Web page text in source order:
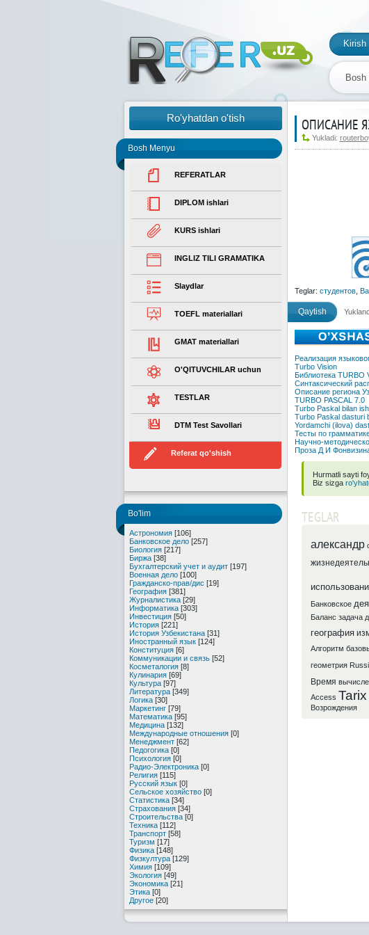
Kirish
Bosh
Ro'yhatdan o'tish
Bosh Menyu
REFERATLAR
DIPLOM ishlari
KURS ishlari
INGLIZ TILI GRAMATIKA
Slaydlar
TOEFL materiallari
GMAT materiallari
O'QITUVCHILAR uchun
TESTLAR
DTM Test Savollari
Referat qo'shish
Bo'lim
Астрономия [106]
Банковское дело [257]
Биология [217]
Биржа [38]
Бухгалтерский учет и аудит [197]
Военная дело [100]
Гражданско-прав/дис [19]
География [381]
Журналистика [29]
Информатика [303]
Инвестиция [50]
История [221]
История Узбекистана [31]
Иностранный язык [124]
Конституция [6]
Коммуникации и связь [52]
Косметалогия [8]
Кулинария [69]
Культура [97]
Литература [349]
Логика [30]
Маркетинг [79]
Математика [95]
Медицина [132]
Международные отношения [0]
Менеджмент [62]
Педогогика [0]
Психология [0]
Радио-Электроника [0]
Религия [115]
Русский язык [0]
Сельское хозяйство [0]
Статистика [34]
Страхования [34]
Строительства [0]
Техника [112]
Транспорт [58]
Туризм [17]
Физика [148]
Физкултура [129]
Химия [109]
Экология [49]
Экономика [21]
Этика [0]
Другое [20]
ОПИСАНИЕ
Yukladi:
Teglar: студентов,
Qaytish
Реализация
Turbo Vision
Библиотека TURBO
Синтаксический
Описание региона
TURBO PASCAL 7.0
Turbo Paskal bilan
Turbo Paskal dasturi
Yordamchi (ilova)
Тесты по
Научно-
Проза Д И
Hurmatli sayti
Biz sizga
TEGLAR
александр
Банковское
Баланс задача
география
Алгоритм
геометрия
Время
Access Tarix
Возрождения